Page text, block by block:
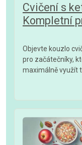
Cvičení s
Kompletní
Objevte kouzlo
pro začátečníky,
maximálně využít